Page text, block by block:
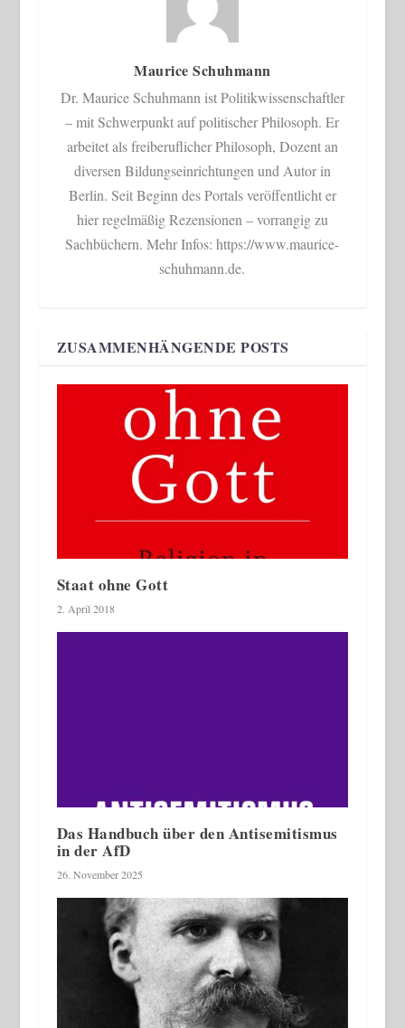
Maurice Schuhmann
Dr. Maurice Schuhmann ist Politikwissenschaftler
– mit Schwerpunkt auf politischer Philosoph. Er
arbeitet als freiberuflicher Philosoph, Dozent an
diversen Bildungseinrichtungen und Autor in
Berlin. Seit Beginn des Portals veröffentlicht er
hier regelmäßig Rezensionen – vorrangig zu
Sachbüchern. Mehr Infos: https://www.maurice-
schuhmann.de.
ZUSAMMENHÄNGENDE POSTS
Staat ohne Gott
2. April 2018
Das Handbuch über den Antisemitismus
in der AfD
26. November 2025